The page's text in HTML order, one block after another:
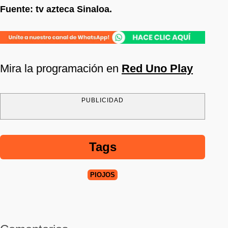
Fuente: tv azteca Sinaloa.
Mira la programación en Red Uno Play
PUBLICIDAD
Tags
PIOJOS